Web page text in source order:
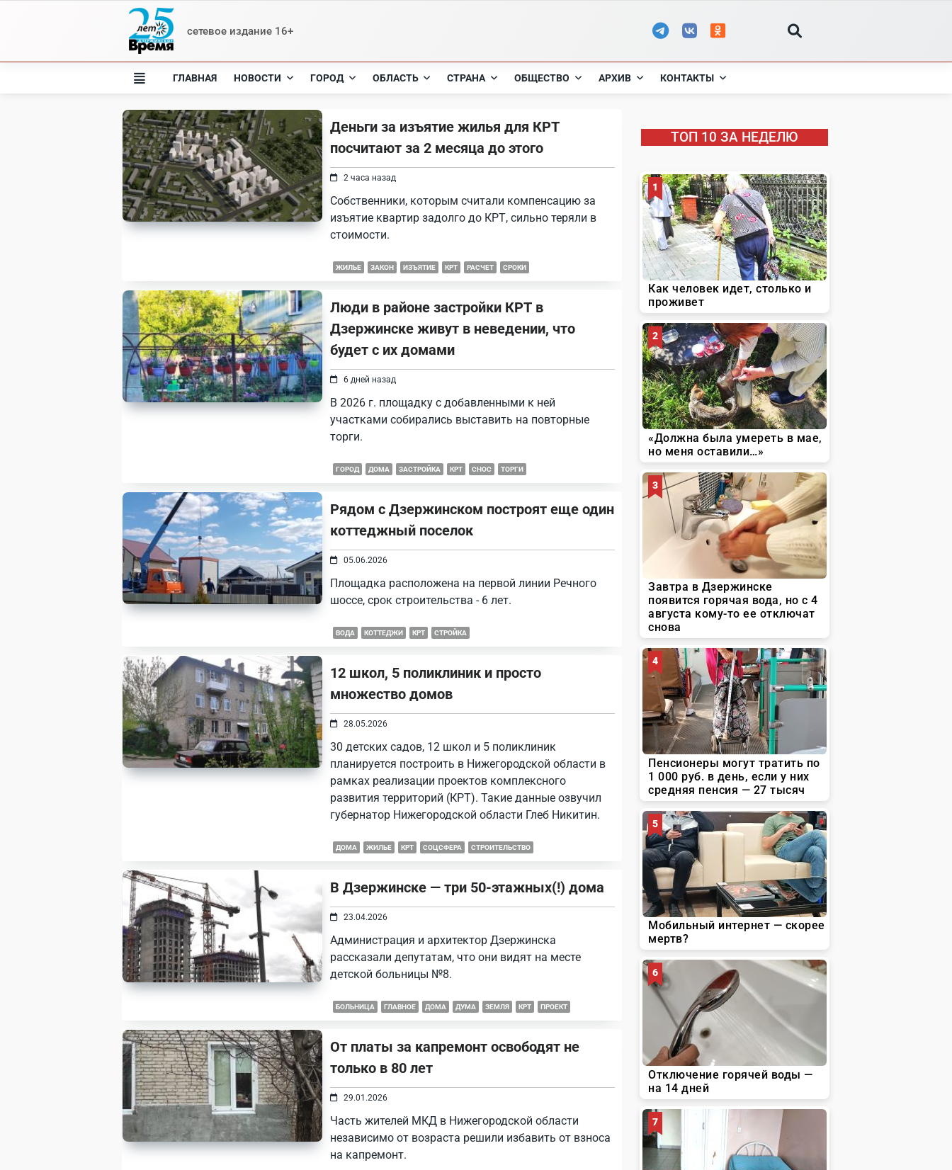
сетевое издание 16+
ГЛАВНАЯ НОВОСТИ ГОРОД ОБЛАСТЬ СТРАНА ОБЩЕСТВО АРХИВ КОНТАКТЫ
Деньги за изъятие жилья для КРТ
посчитают за 2 месяца до этого
2 часа назад
Собственники, которым считали компенсацию за
изъятие квартир задолго до КРТ, сильно теряли в
стоимости.
ЖИЛЬЕ ЗАКОН ИЗЪЯТИЕ КРТ РАСЧЕТ СРОКИ
Люди в районе застройки КРТ в
Дзержинске живут в неведении, что
будет с их домами
6 дней назад
В 2026 г. площадку с добавленными к ней
участками собирались выставить на повторные
торги.
ГОРОД ДОМА ЗАСТРОЙКА КРТ СНОС ТОРГИ
Рядом с Дзержинском построят еще один
коттеджный поселок
05.06.2026
Площадка расположена на первой линии Речного
шоссе, срок строительства - 6 лет.
ВОДА КОТТЕДЖИ КРТ СТРОЙКА
12 школ, 5 поликлиник и просто
множество домов
28.05.2026
30 детских садов, 12 школ и 5 поликлиник
планируется построить в Нижегородской области в
рамках реализации проектов комплексного
развития территорий (КРТ). Такие данные озвучил
губернатор Нижегородской области Глеб Никитин.
ДОМА ЖИЛЬЕ КРТ СОЦСФЕРА СТРОИТЕЛЬСТВО
В Дзержинске — три 50-этажных(!) дома
23.04.2026
Администрация и архитектор Дзержинска
рассказали депутатам, что они видят на месте
детской больницы №8.
БОЛЬНИЦА ГЛАВНОЕ ДОМА ДУМА ЗЕМЛЯ КРТ ПРОЕКТ
От платы за капремонт освободят не
только в 80 лет
29.01.2026
Часть жителей МКД в Нижегородской области
независимо от возраста решили избавить от взноса
на капремонт.
ТОП 10 ЗА НЕДЕЛЮ